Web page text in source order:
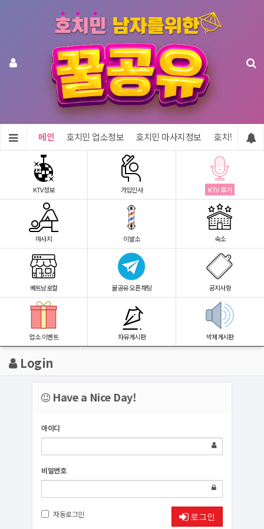
메인 호치민 업소정보 호치민 마사지정보 호치민 숙소
KTV정보 가입인사 KTV 후기
마사지 이발소 숙소
베트남로컬 꿀공유 오픈채팅 공지사항
업소 이벤트 자유게시판 박제게시판
Login
Have a Nice Day!
아이디
비밀번호
자동로그인 로그인